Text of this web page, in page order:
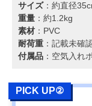
サイズ：約直径
重量 ：約1.2kg
素材 ：PVC
耐荷重 ：記載未確
付属品 ：空気入れ
PICK UP②